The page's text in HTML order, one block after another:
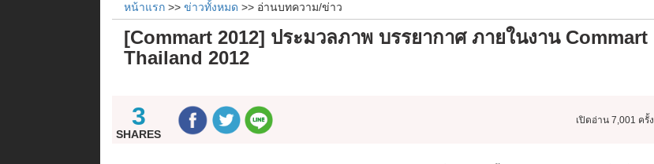
หน้าแรก >> ข่าวทั้งหมด >> อ่านบทความ/ข่าว
[Commart 2012] ประมวลภาพ บรรยากาศ ภายในงาน Commart
Thailand 2012
3
SHARES
เปิดอ่าน 7,001 ครั้ง